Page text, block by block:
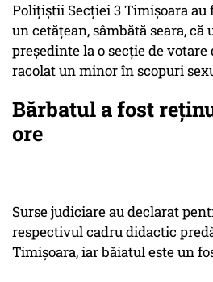
Poliţiştii Secţiei 3 Timişoara au
un cetăţean, sâmbătă seara, că
preşedinte la o secţie de
racolat un minor în scopuri
Bărbatul a fost
ore
Surse judiciare au declarat
respectivul cadru didactic
Timişoara, iar băiatul este un